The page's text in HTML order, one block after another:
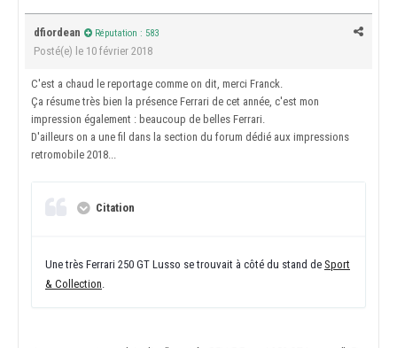
dfiordean Réputation : 583
Posté(e) le 10 février 2018
C'est a chaud le reportage comme on dit, merci Franck.
Ça résume très bien la présence Ferrari de cet année, c'est mon
impression également : beaucoup de belles Ferrari.
D'ailleurs on a une fil dans la section du forum dédié aux impressions
retromobile 2018...
Citation
Une très Ferrari 250 GT Lusso se trouvait à côté du stand de Sport
& Collection